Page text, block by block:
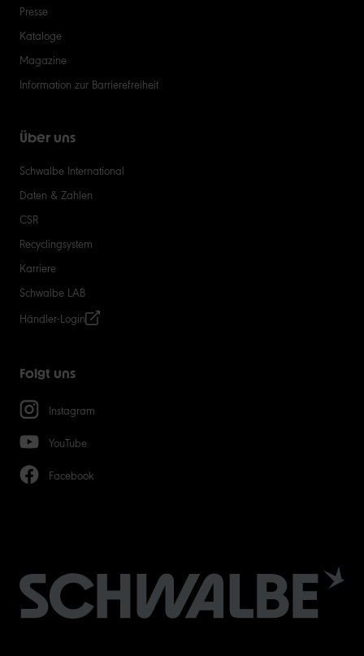
Presse
Kataloge
Magazine
Information zur Barrierefreiheit
Über uns
Schwalbe International
Daten & Zahlen
CSR
Recyclingsystem
Karriere
Schwalbe LAB
Händler-Login
Folgt uns
Instagram
YouTube
Facebook